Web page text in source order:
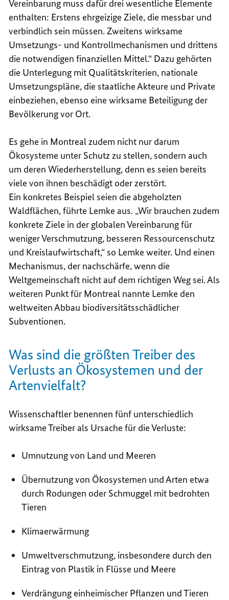
Vereinbarung muss dafür drei wesentliche Elemente
enthalten: Erstens ehrgeizige Ziele, die messbar und
verbindlich sein müssen. Zweitens wirksame
Umsetzungs- und Kontrollmechanismen und drittens
die notwendigen finanziellen Mittel.“ Dazu gehörten
die Unterlegung mit Qualitätskriterien, nationale
Umsetzungspläne, die staatliche Akteure und Private
einbeziehen, ebenso eine wirksame Beteiligung der
Bevölkerung vor Ort.
Es gehe in Montreal zudem nicht nur darum
Ökosysteme unter Schutz zu stellen, sondern auch
um deren Wiederherstellung, denn es seien bereits
viele von ihnen beschädigt oder zerstört.
Ein konkretes Beispiel seien die abgeholzten
Waldflächen, führte Lemke aus. „Wir brauchen zudem
konkrete Ziele in der globalen Vereinbarung für
weniger Verschmutzung, besseren Ressourcenschutz
und Kreislaufwirtschaft,“ so Lemke weiter. Und einen
Mechanismus, der nachschärfe, wenn die
Weltgemeinschaft nicht auf dem richtigen Weg sei. Als
weiteren Punkt für Montreal nannte Lemke den
weltweiten Abbau biodiversitätsschädlicher
Subventionen.
Was sind die größten Treiber des
Verlusts an Ökosystemen und der
Artenvielfalt?
Wissenschaftler benennen fünf unterschiedlich
wirksame Treiber als Ursache für die Verluste:
Umnutzung von Land und Meeren
Übernutzung von Ökosystemen und Arten etwa
durch Rodungen oder Schmuggel mit bedrohten
Tieren
Klimaerwärmung
Umweltverschmutzung, insbesondere durch den
Eintrag von Plastik in Flüsse und Meere
Verdrängung einheimischer Pflanzen und Tieren